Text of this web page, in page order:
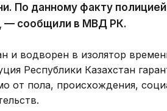
По данному факту
— сообщили в МВД РК.
и водворен в изолятор
Республики Казахстан
от пола, происхождения,